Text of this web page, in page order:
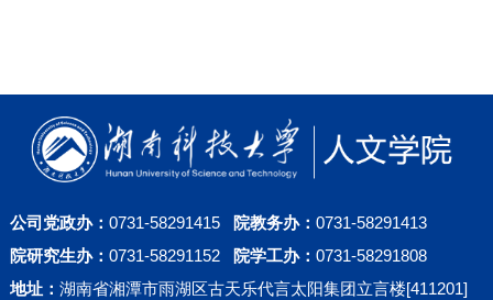
公司党政办： 0731-58291415 院教务办： 0731-58291413
院研究生办： 0731-58291152 院学工办： 0731-58291808
地址： 湖南省湘潭市雨湖区古天乐代言太阳集团立言楼[411201]